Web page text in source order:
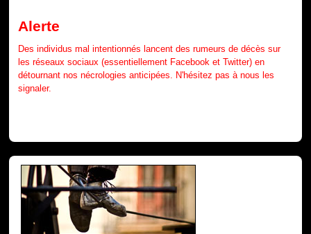
Alerte
Des individus mal intentionnés lancent des rumeurs de décès sur
les réseaux sociaux (essentiellement Facebook et Twitter) en
détournant nos nécrologies anticipées. N'hésitez pas à nous les
signaler.